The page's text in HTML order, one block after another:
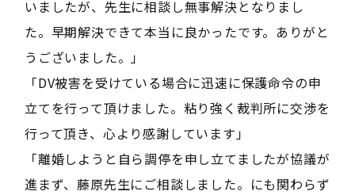
いましたが、先生に相談し無事解決となりまし
た。早期解決できて本当に良かったです。ありがと
うございました。」
「DV被害を受けている場合に迅速に保護命令の申
立てを行って頂けました。粘り強く裁判所に交渉を
行って頂き、心より感謝しています」
「離婚しようと自ら調停を申し立てましたが協議が
進まず、藤原先生にご相談しました。にも関わらず